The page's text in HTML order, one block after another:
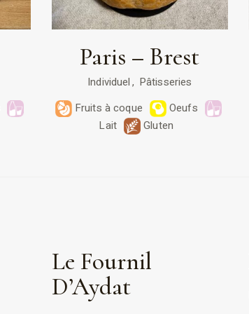
Paris – Brest
Individuel
Pâtisseries
Fruits à coque
Oeufs
Lait
Gluten
Le Fournil
D’Aydat